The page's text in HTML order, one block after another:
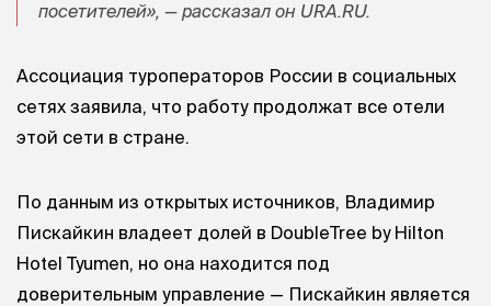
посетителей», — рассказал он URA.RU.
Ассоциация туроператоров России в социальных
сетях заявила, что работу продолжат все отели
этой сети в стране.
По данным из открытых источников, Владимир
Пискайкин владеет долей в DoubleTree by Hilton
Hotel Tyumen, но она находится под
доверительным управление — Пискайкин является